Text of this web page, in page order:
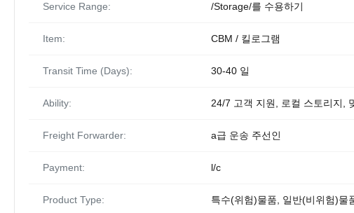
Service Range: /Storage/를 수용하기
Item: CBM / 킬로그램
Transit Time (Days): 30-40 일
Ability: 24/7 고객 지원, 로컬 스토리지,
Freight Forwarder: a급 운송 주선인
Payment: l/c
Product Type: 특수(위험)물품, 일반(비위험)물